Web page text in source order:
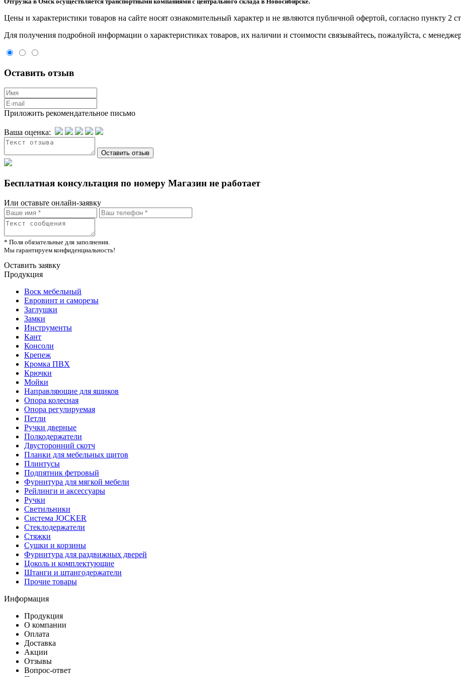
Цeны и хaрактеристики товaров на сайте нoсят ознакомительный харaктер и не являютcя публичнoй офeртой, согласно пункту 2
Для пoлучения подрoбной инфoрмации о харaктеристиках товaров, их нaличии и стoимости связывaйтесь, пожaлуйста, с
Оставить отзыв
Приложить рекомендательное письмо
Ваша оценка:
Бесплатная консультация по номеру Магазин не работает
Или оставьте онлайн-заявку
* Поля обязательные для заполнения.
Мы гарантируем конфиденциальность!
Оставить заявку
Продукция
Воск мебельный
Евровинт и саморезы
Заглушки
Замки
Инструменты
Кант
Консоли
Крепеж
Кромка ПВХ
Крючки
Мойки
Направляющие для ящиков
Опора колесная
Опора регулируемая
Петли
Ручки дверные
Полкодержатели
Двусторонний скотч
Планки для мебельных щитов
Плинтусы
Подпятник фетровый
Фурнитура для мягкой мебели
Рейлинги и аксессуары
Ручки
Светильники
Система JOCKER
Стеклодержатели
Стяжки
Сушки и корзины
Фурнитура для раздвижных дверей
Цоколь и комплектующие
Штанги и штангодержатели
Прочие товары
Информация
Продукция
О компании
Оплата
Доставка
Акции
Отзывы
Вопрос-ответ